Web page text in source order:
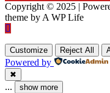
Copyright © 2025 |
theme by A WP Life
Customize Reject All
Powered by
✖
... show more